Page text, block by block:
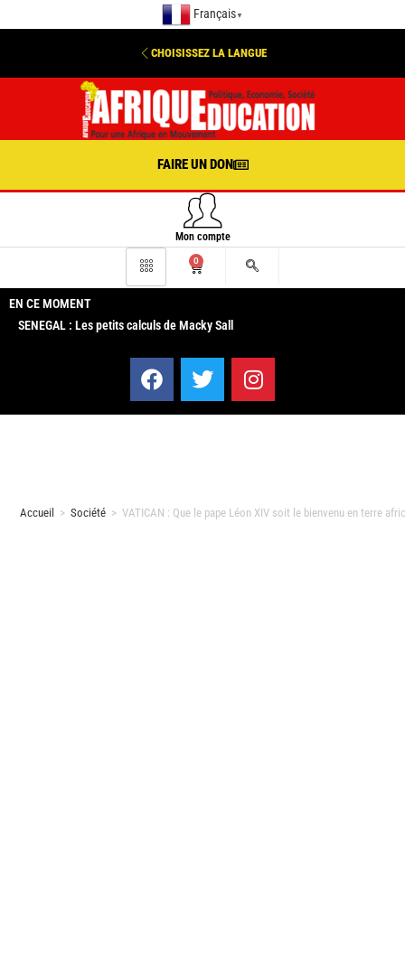
Français ▼
CHOISISSEZ LA LANGUE
FAIRE UN DON
Mon compte
0
EN CE MOMENT
SENEGAL : Les petits calculs de Macky Sall
Accueil > Société > VATICAN : Que le pape Léon XIV soit le bienvenu en terre